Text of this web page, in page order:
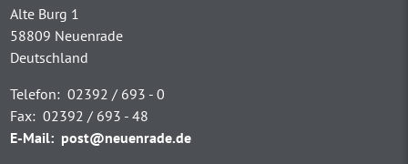
Alte Burg 1
58809 Neuenrade
Deutschland
Telefon: 02392 / 693 - 0
Fax: 02392 / 693 - 48
E-Mail: post@neuenrade.de